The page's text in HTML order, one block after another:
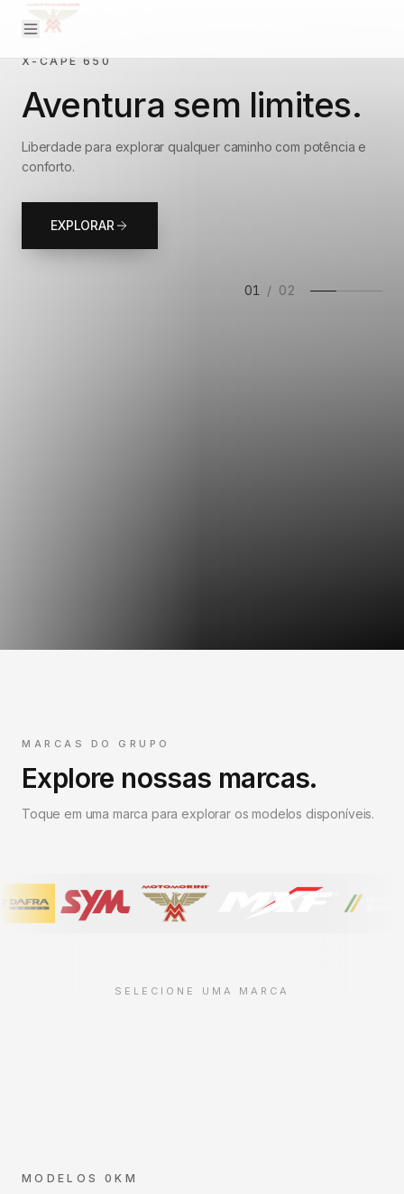
X-CAPE 650
Aventura sem limites.
Liberdade para explorar qualquer caminho com potência e
conforto.
EXPLORAR
01 / 02
MARCAS DO GRUPO
Explore nossas marcas.
Toque em uma marca para explorar os modelos disponíveis.
SELECIONE UMA MARCA
MODELOS 0KM